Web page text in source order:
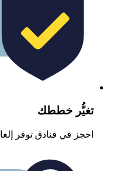
خططك
في فنادق توفر إلغاء مجانيًا